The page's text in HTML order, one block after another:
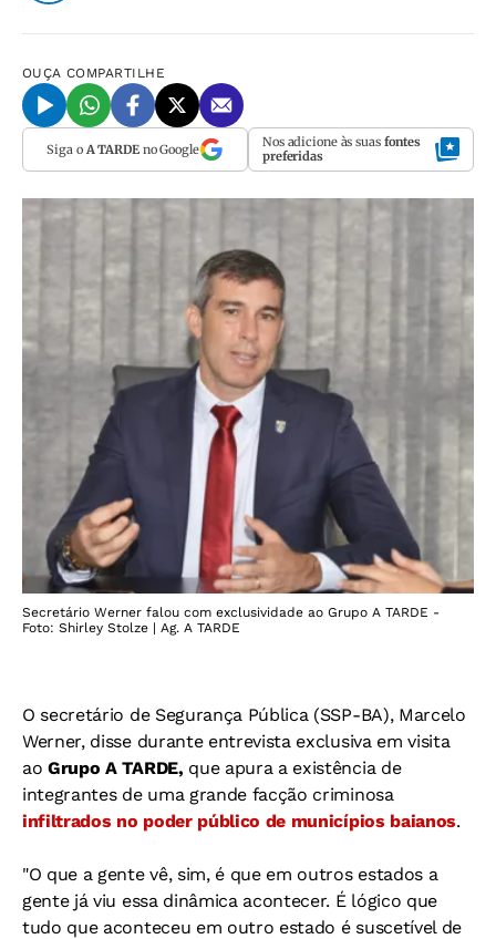
OUÇA COMPARTILHE
Siga o A TARDEno Google Nos adicione às suas fontes
preferidas
Secretário Werner falou com exclusividade ao Grupo A TARDE -
Foto: Shirley Stolze | Ag. A TARDE
O secretário de Segurança Pública (SSP-BA), Marcelo
Werner, disse durante entrevista exclusiva em visita
aoGrupo A TARDE, que apura a existência de
integrantes de uma grande facção criminosa
infiltrados no poder público de municípios baianos.
"O que a gente vê, sim, é que em outros estados a
gente já viu essa dinâmica acontecer. É lógico que
tudo que aconteceu em outro estado é suscetível de